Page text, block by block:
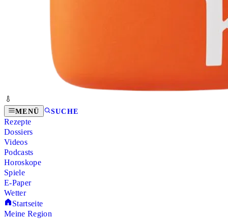
MENÜ SUCHE
Rezepte
Dossiers
Videos
Podcasts
Horoskope
Spiele
E-Paper
Wetter
Startseite
Meine Region